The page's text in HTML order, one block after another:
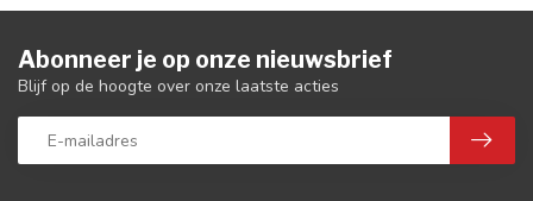
Abonneer je op onze nieuwsbrief
Blijf op de hoogte over onze laatste acties